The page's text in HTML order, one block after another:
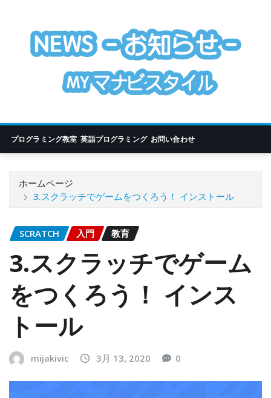
キ
プ
プログラミング教室 英語プログラミング お問い合わせ
ホームページ
3.スクラッチでゲームをつくろう！ インストール
SCRATCH 入門 教育
3.スクラッチでゲーム
をつくろう！ インス
トール
mijakivic 3月 13, 2020 0